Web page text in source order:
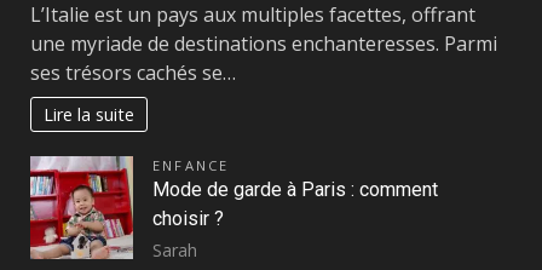
L’Italie est un pays aux multiples facettes, offrant
une myriade de destinations enchanteresses. Parmi
ses trésors cachés se…
Lire la suite
ENFANCE
Mode de garde à Paris : comment
choisir ?
Sarah